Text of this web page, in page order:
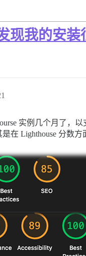
现我的安装
实例几个月了，
Lighthouse 分数方